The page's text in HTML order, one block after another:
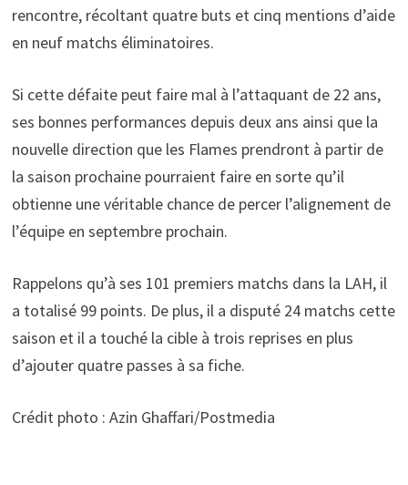
rencontre, récoltant quatre buts et cinq mentions d’aide
en neuf matchs éliminatoires.
Si cette défaite peut faire mal à l’attaquant de 22 ans,
ses bonnes performances depuis deux ans ainsi que la
nouvelle direction que les Flames prendront à partir de
la saison prochaine pourraient faire en sorte qu’il
obtienne une véritable chance de percer l’alignement de
l’équipe en septembre prochain.
Rappelons qu’à ses 101 premiers matchs dans la LAH, il
a totalisé 99 points. De plus, il a disputé 24 matchs cette
saison et il a touché la cible à trois reprises en plus
d’ajouter quatre passes à sa fiche.
Crédit photo : Azin Ghaffari/Postmedia